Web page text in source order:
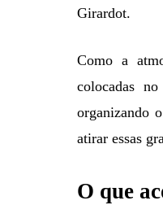
Girardot.
Como a
colocadas
organizando
atirar essas
O que